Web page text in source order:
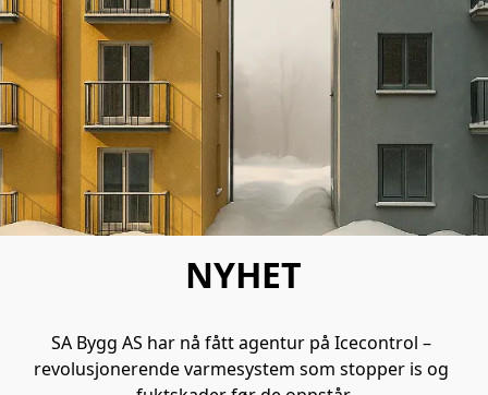
NYHET
SA Bygg AS har nå fått agentur på Icecontrol –
revolusjonerende varmesystem som stopper is og